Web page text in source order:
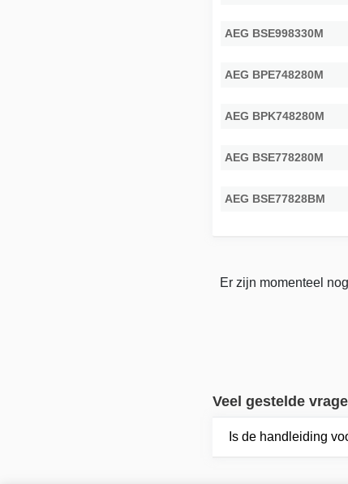
AEG BSE998330M
AEG BPE748280M
AEG BPK748280M
AEG BSE778280M
AEG BSE77828BM
Er zijn momenteel
Veel gestelde
Is de handleiding